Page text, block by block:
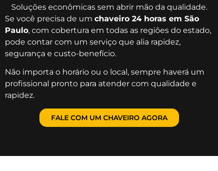
Soluções econômicas sem abrir mão da qualidade.
Se você precisa de um chaveiro 24 horas em São
Paulo, com cobertura em todas as regiões do estado,
pode contar com um serviço que alia rapidez,
segurança e custo-benefício.
Não importa o horário ou o local, sempre haverá um
profissional pronto para atender com qualidade e
rapidez.
FALE COM UM CHAVEIRO AGORA